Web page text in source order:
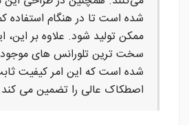
شده است تا در هنگام استفاده
ممکن تولید شود. علاوه بر
سخت ترین تلورانس های موجود
شده است که این امر کیفیت
اصطکاک عالی را تضمین می